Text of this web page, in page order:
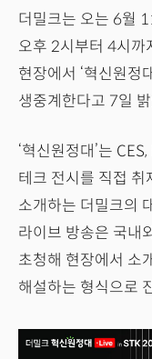
더밀크는 오는 6월
오후 2시부터 4시까
현장에서 ‘혁신원정
생중계한다고 7일
‘혁신원정대’는
테크 전시를 직접
소개하는 더밀크의
라이브 방송은 국내
초청해 현장에서 소
해설하는 형식으로